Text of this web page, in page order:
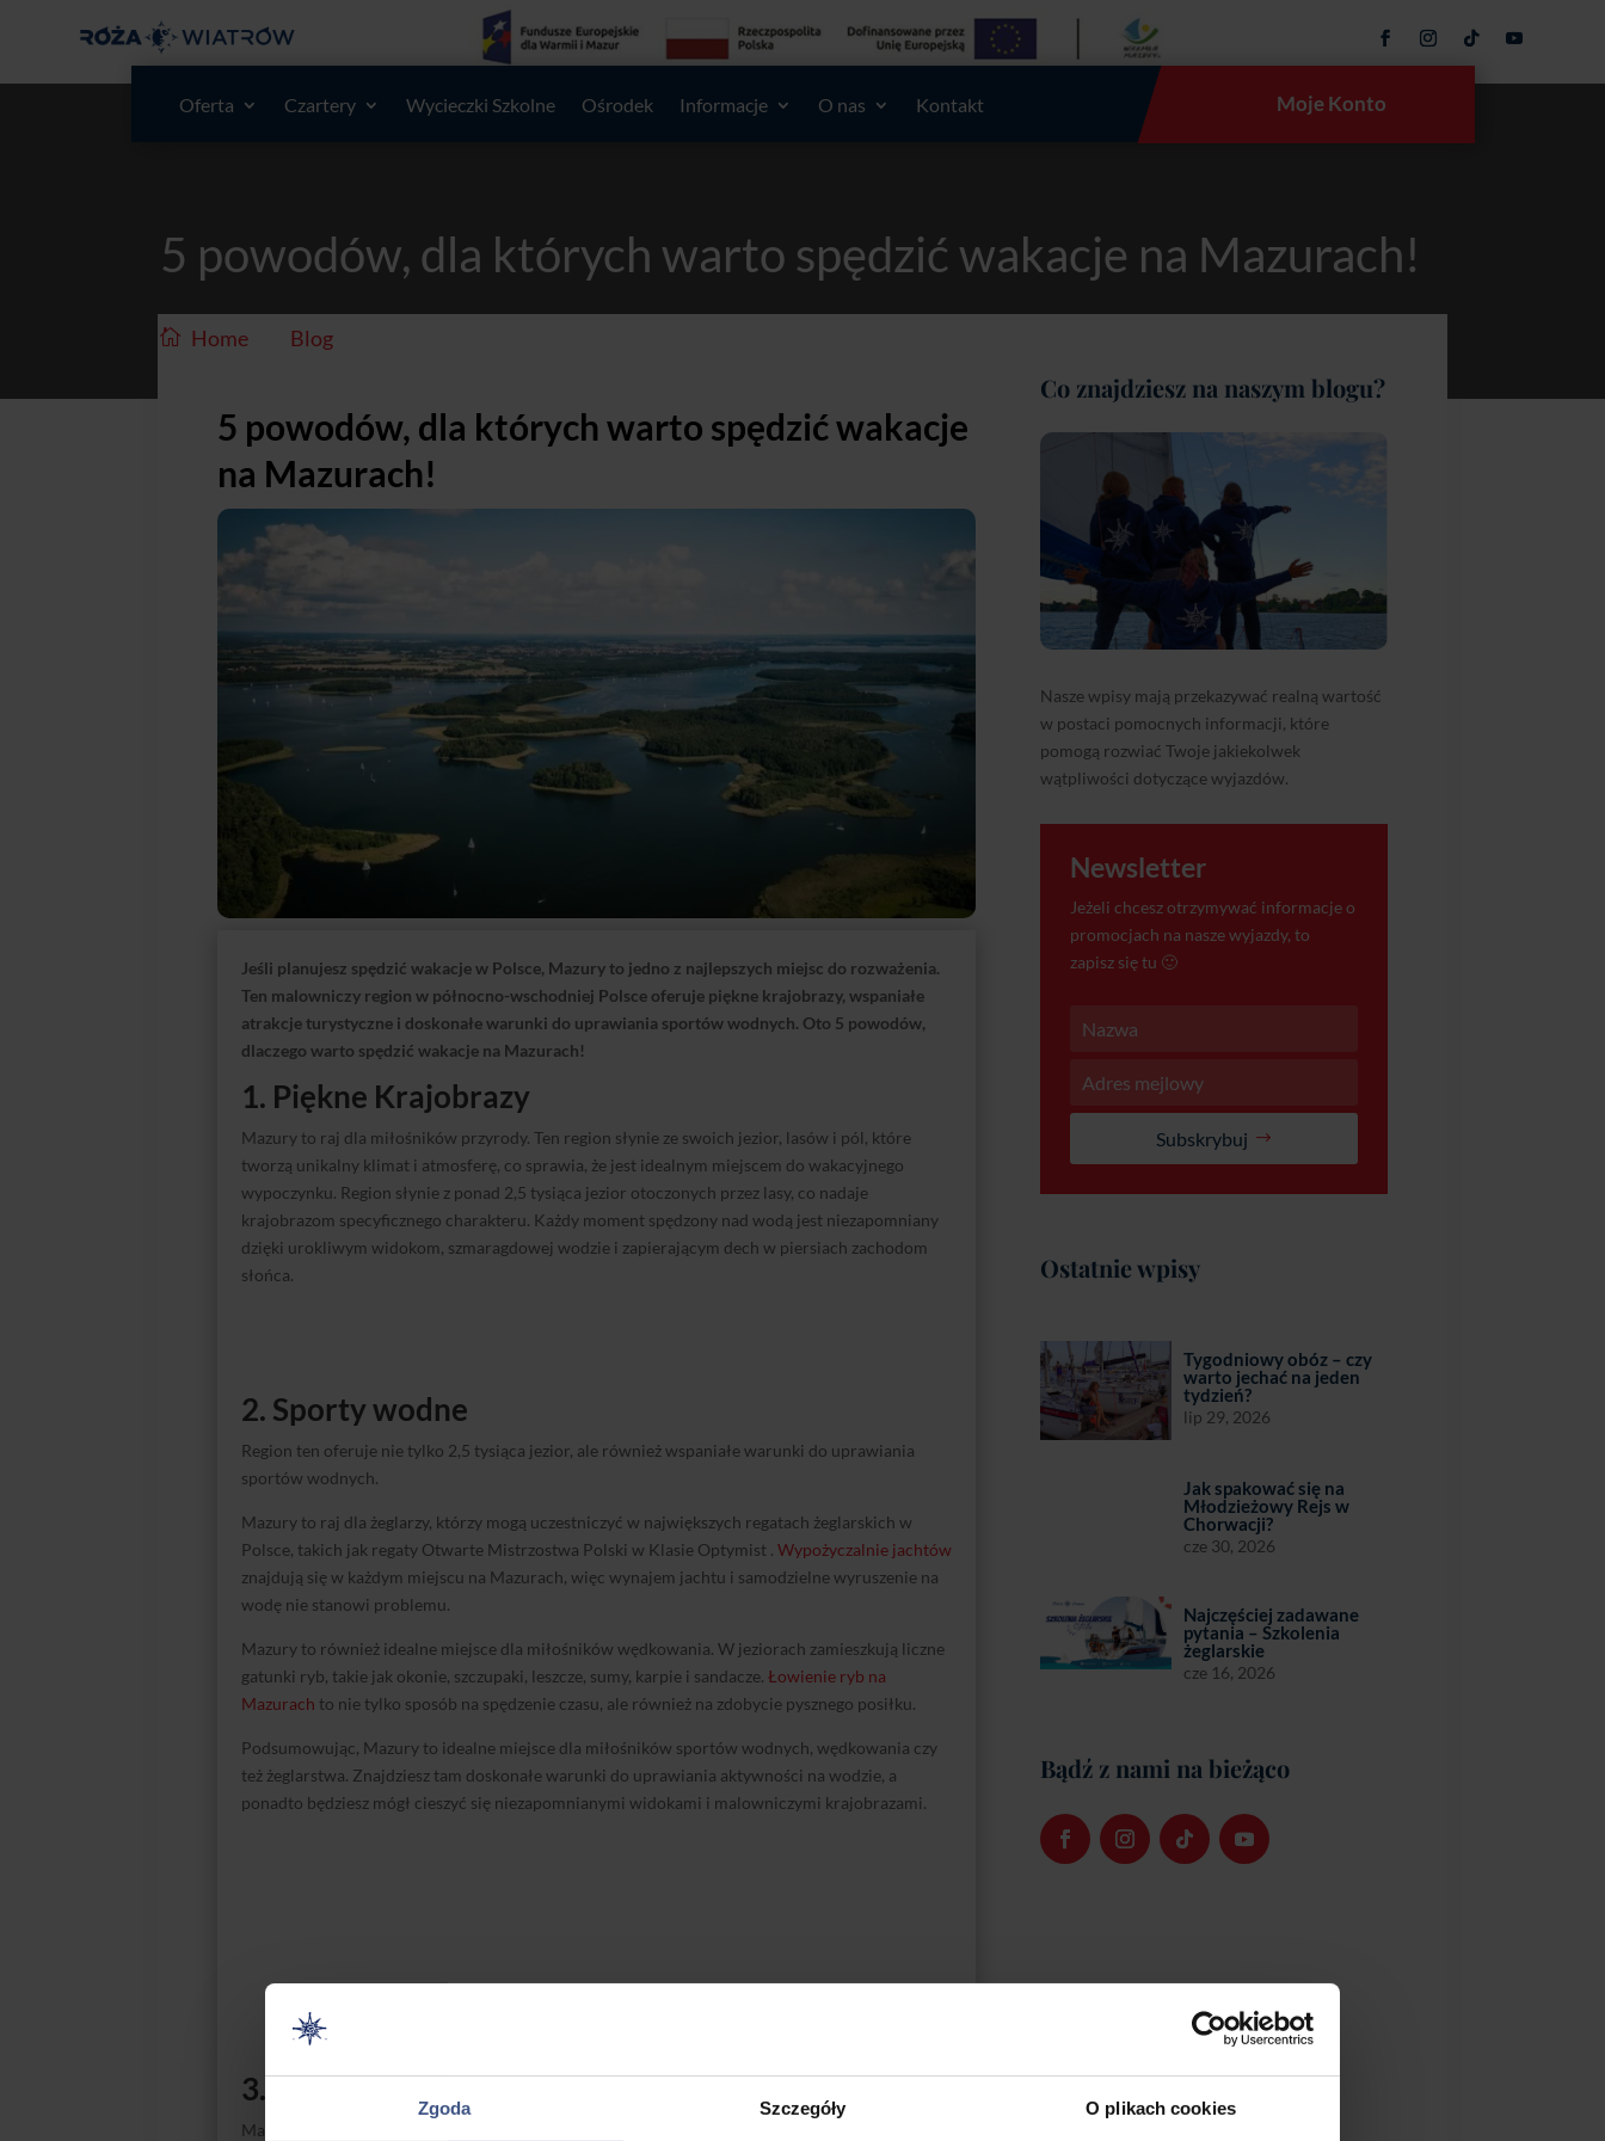
Zgoda Szczegóły O plikach cookies
Oferta Czartery Wycieczki Szkolne Ośrodek Informacje O nas Kontakt Moje Konto
5 powodów, dla których warto spędzić wakacje na Mazurach!
Home Blog
5 powodów, dla których warto spędzić wakacje
na Mazurach!
Jeśli planujesz spędzić wakacje w Polsce, Mazury to jedno z najlepszych miejsc do rozważenia.
Ten malowniczy region w północno-wschodniej Polsce oferuje piękne krajobrazy, wspaniałe
atrakcje turystyczne i doskonałe warunki do uprawiania sportów wodnych. Oto 5 powodów,
dlaczego warto spędzić wakacje na Mazurach!
1. Piękne Krajobrazy
Mazury to raj dla miłośników przyrody. Ten region słynie ze swoich jezior, lasów i pól, które
tworzą unikalny klimat i atmosferę, co sprawia, że jest idealnym miejscem do wakacyjnego
wypoczynku. Region słynie z ponad 2,5 tysiąca jezior otoczonych przez lasy, co nadaje
krajobrazom specyficznego charakteru. Każdy moment spędzony nad wodą jest niezapomniany
dzięki urokliwym widokom, szmaragdowej wodzie i zapierającym dech w piersiach zachodom
słońca.
2. Sporty wodne
Region ten oferuje nie tylko 2,5 tysiąca jezior, ale również wspaniałe warunki do uprawiania
sportów wodnych.
Mazury to raj dla żeglarzy, którzy mogą uczestniczyć w największych regatach żeglarskich w
Polsce, takich jak regaty Otwarte Mistrzostwa Polski w Klasie Optymist . Wypożyczalnie jachtów
znajdują się w każdym miejscu na Mazurach, więc wynajem jachtu i samodzielne wyruszenie na
wodę nie stanowi problemu.
Mazury to również idealne miejsce dla miłośników wędkowania. W jeziorach zamieszkują liczne
gatunki ryb, takie jak okonie, szczupaki, leszcze, sumy, karpie i sandacze. Łowienie ryb na
Mazurach to nie tylko sposób na spędzenie czasu, ale również na zdobycie pysznego posiłku.
Podsumowując, Mazury to idealne miejsce dla miłośników sportów wodnych, wędkowania czy
też żeglarstwa. Znajdziesz tam doskonałe warunki do uprawiania aktywności na wodzie, a
ponadto będziesz mógł cieszyć się niezapomnianymi widokami i malowniczymi krajobrazami.
3. Trasy rowerowe
Mazury oferują różnorodne trasy rowerowe, dostosowane zarówno dla początkujących, jak i dla
Co znajdziesz na naszym blogu?
Nasze wpisy mają przekazywać realną wartość
w postaci pomocnych informacji, które
pomogą rozwiać Twoje jakiekolwek
wątpliwości dotyczące wyjazdów.
Newsletter
Jeżeli chcesz otrzymywać informacje o
promocjach na nasze wyjazdy, to
zapisz się tu 🙂
Subskrybuj
Ostatnie wpisy
Tygodniowy obóz – czy
warto jechać na jeden
tydzień?
lip 29, 2026
Jak spakować się na
Młodzieżowy Rejs w
Chorwacji?
cze 30, 2026
Najczęściej zadawane
pytania – Szkolenia
żeglarskie
cze 16, 2026
Bądź z nami na bieżąco